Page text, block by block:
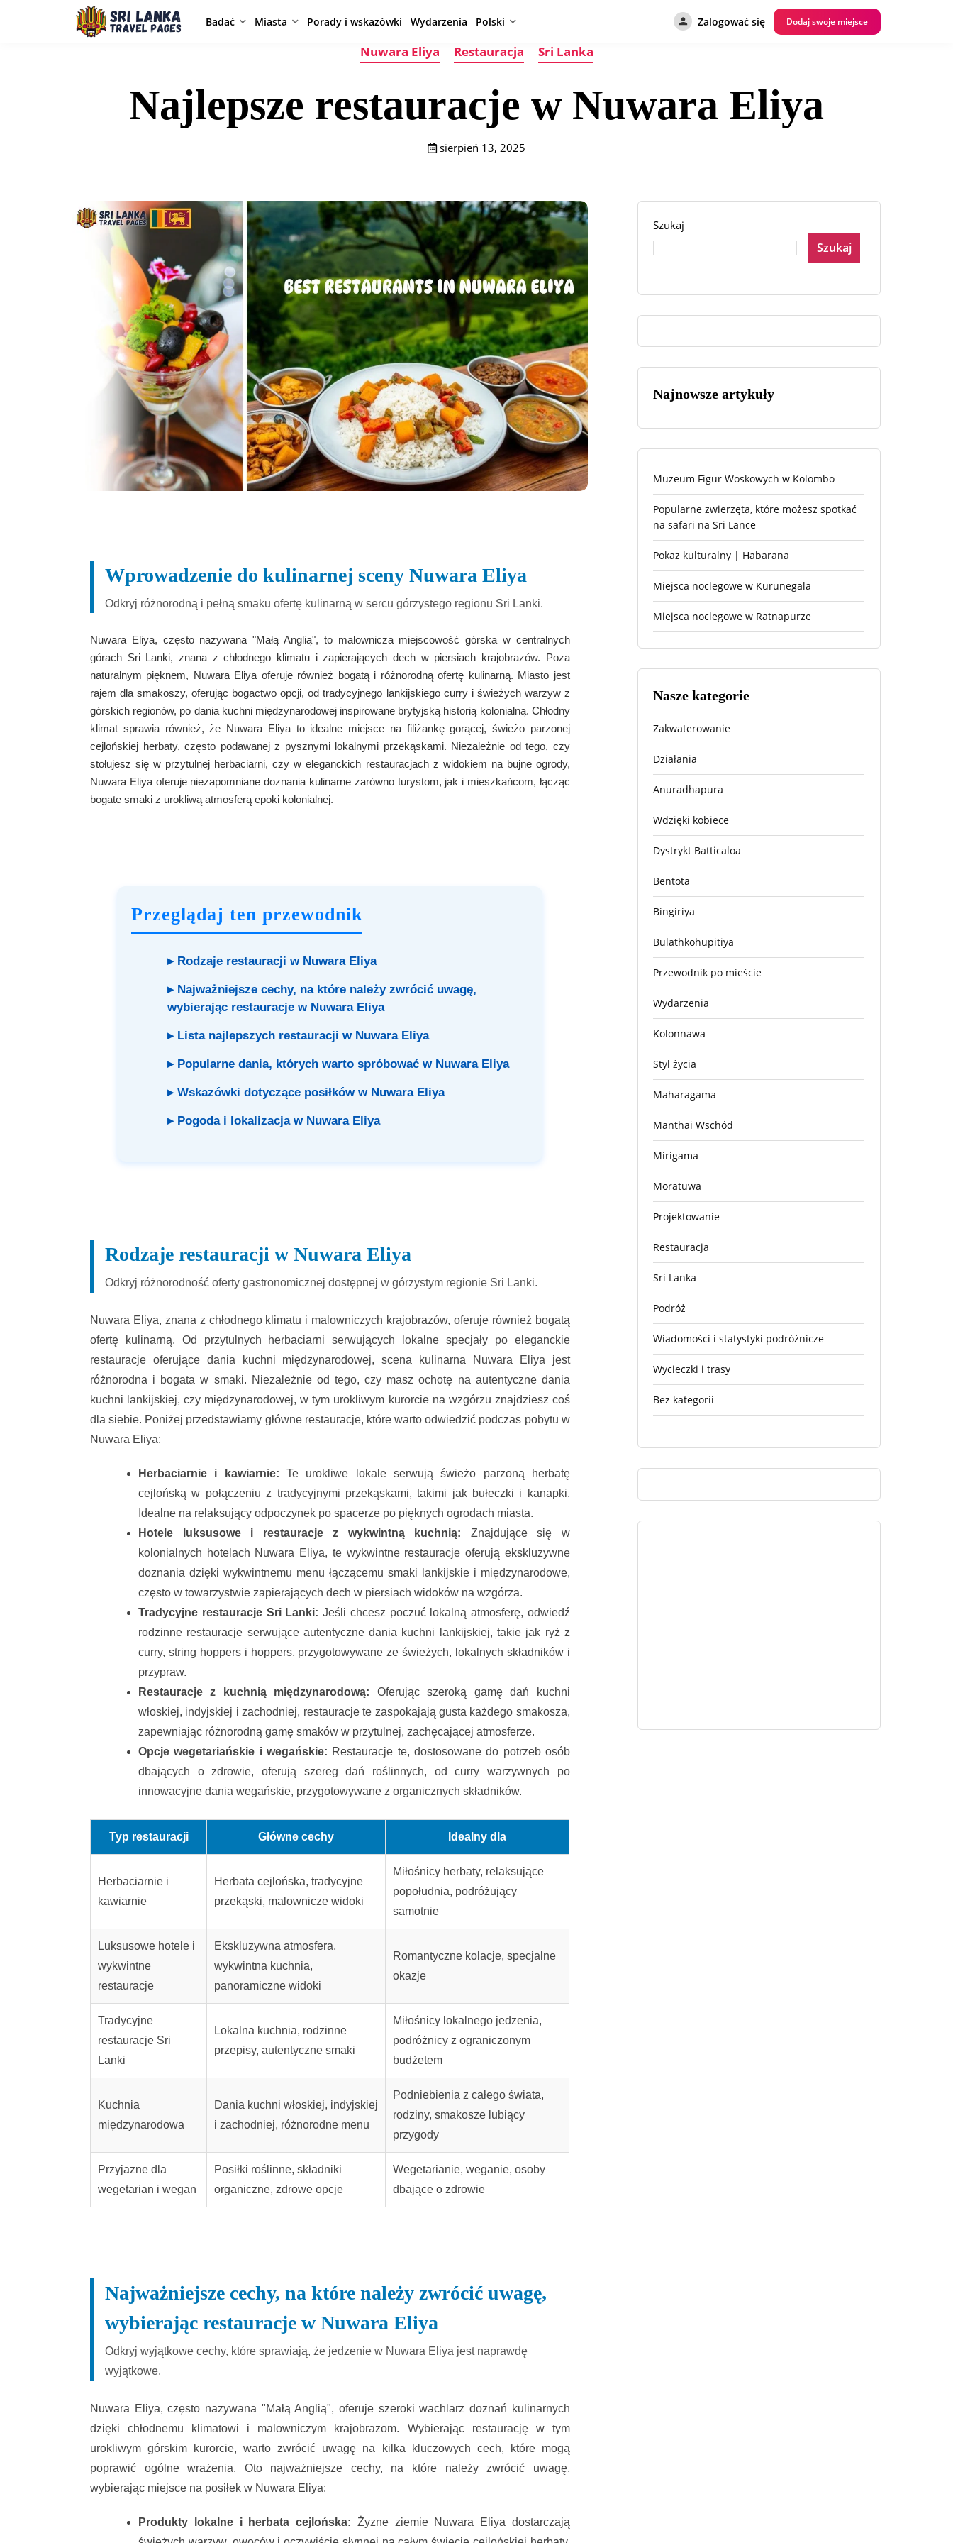
Badać Miasta Porady i wskazówki Wydarzenia Polski Zalogować się Dodaj swoje miejsce
Nuwara Eliya Restauracja Sri Lanka
Najlepsze restauracje w Nuwara Eliya
sierpień 13, 2025
Wprowadzenie do kulinarnej sceny Nuwara Eliya
Odkryj różnorodną i pełną smaku ofertę kulinarną w sercu górzystego regionu Sri Lanki.
Nuwara Eliya, często nazywana "Małą Anglią", to malownicza miejscowość górska w centralnych
górach Sri Lanki, znana z chłodnego klimatu i zapierających dech w piersiach krajobrazów. Poza
naturalnym pięknem, Nuwara Eliya oferuje również bogatą i różnorodną ofertę kulinarną. Miasto jest
rajem dla smakoszy, oferując bogactwo opcji, od tradycyjnego lankijskiego curry i świeżych warzyw z
górskich regionów, po dania kuchni międzynarodowej inspirowane brytyjską historią kolonialną. Chłodny
klimat sprawia również, że Nuwara Eliya to idealne miejsce na filiżankę gorącej, świeżo parzonej
cejlońskiej herbaty, często podawanej z pysznymi lokalnymi przekąskami. Niezależnie od tego, czy
stołujesz się w przytulnej herbaciarni, czy w eleganckich restauracjach z widokiem na bujne ogrody,
Nuwara Eliya oferuje niezapomniane doznania kulinarne zarówno turystom, jak i mieszkańcom, łącząc
bogate smaki z urokliwą atmosferą epoki kolonialnej.
Przeglądaj ten przewodnik
▸ Rodzaje restauracji w Nuwara Eliya
▸ Najważniejsze cechy, na które należy zwrócić uwagę,
wybierając restauracje w Nuwara Eliya
▸ Lista najlepszych restauracji w Nuwara Eliya
▸ Popularne dania, których warto spróbować w Nuwara Eliya
▸ Wskazówki dotyczące posiłków w Nuwara Eliya
▸ Pogoda i lokalizacja w Nuwara Eliya
Rodzaje restauracji w Nuwara Eliya
Odkryj różnorodność oferty gastronomicznej dostępnej w górzystym regionie Sri Lanki.
Nuwara Eliya, znana z chłodnego klimatu i malowniczych krajobrazów, oferuje również bogatą
ofertę kulinarną. Od przytulnych herbaciarni serwujących lokalne specjały po eleganckie
restauracje oferujące dania kuchni międzynarodowej, scena kulinarna Nuwara Eliya jest
różnorodna i bogata w smaki. Niezależnie od tego, czy masz ochotę na autentyczne dania
kuchni lankijskiej, czy międzynarodowej, w tym urokliwym kurorcie na wzgórzu znajdziesz coś
dla siebie. Poniżej przedstawiamy główne restauracje, które warto odwiedzić podczas pobytu w
Nuwara Eliya:
Herbaciarnie i kawiarnie: Te urokliwe lokale serwują świeżo parzoną herbatę
cejlońską w połączeniu z tradycyjnymi przekąskami, takimi jak bułeczki i kanapki.
Idealne na relaksujący odpoczynek po spacerze po pięknych ogrodach miasta.
Hotele luksusowe i restauracje z wykwintną kuchnią: Znajdujące się w
kolonialnych hotelach Nuwara Eliya, te wykwintne restauracje oferują ekskluzywne
doznania dzięki wykwintnemu menu łączącemu smaki lankijskie i międzynarodowe,
często w towarzystwie zapierających dech w piersiach widoków na wzgórza.
Tradycyjne restauracje Sri Lanki: Jeśli chcesz poczuć lokalną atmosferę, odwiedź
rodzinne restauracje serwujące autentyczne dania kuchni lankijskiej, takie jak ryż z
curry, string hoppers i hoppers, przygotowywane ze świeżych, lokalnych składników i
przypraw.
Restauracje z kuchnią międzynarodową: Oferując szeroką gamę dań kuchni
włoskiej, indyjskiej i zachodniej, restauracje te zaspokajają gusta każdego smakosza,
zapewniając różnorodną gamę smaków w przytulnej, zachęcającej atmosferze.
Opcje wegetariańskie i wegańskie: Restauracje te, dostosowane do potrzeb osób
dbających o zdrowie, oferują szereg dań roślinnych, od curry warzywnych po
innowacyjne dania wegańskie, przygotowywane z organicznych składników.
Typ restauracji Główne cechy Idealny dla
Herbaciarnie i
kawiarnie
Herbata cejlońska, tradycyjne
przekąski, malownicze widoki
Miłośnicy herbaty, relaksujące
popołudnia, podróżujący
samotnie
Luksusowe hotele i
wykwintne
restauracje
Ekskluzywna atmosfera,
wykwintna kuchnia,
panoramiczne widoki
Romantyczne kolacje, specjalne
okazje
Tradycyjne
restauracje Sri
Lanki
Lokalna kuchnia, rodzinne
przepisy, autentyczne smaki
Miłośnicy lokalnego jedzenia,
podróżnicy z ograniczonym
budżetem
Kuchnia
międzynarodowa
Dania kuchni włoskiej, indyjskiej
i zachodniej, różnorodne menu
Podniebienia z całego świata,
rodziny, smakosze lubiący
przygody
Przyjazne dla
wegetarian i wegan
Posiłki roślinne, składniki
organiczne, zdrowe opcje
Wegetarianie, weganie, osoby
dbające o zdrowie
Najważniejsze cechy, na które należy zwrócić uwagę,
wybierając restauracje w Nuwara Eliya
Odkryj wyjątkowe cechy, które sprawiają, że jedzenie w Nuwara Eliya jest naprawdę
wyjątkowe.
Nuwara Eliya, często nazywana "Małą Anglią", oferuje szeroki wachlarz doznań kulinarnych
dzięki chłodnemu klimatowi i malowniczym krajobrazom. Wybierając restaurację w tym
urokliwym górskim kurorcie, warto zwrócić uwagę na kilka kluczowych cech, które mogą
poprawić ogólne wrażenia. Oto najważniejsze cechy, na które należy zwrócić uwagę,
wybierając miejsce na posiłek w Nuwara Eliya:
Produkty lokalne i herbata cejlońska: Żyzne ziemie Nuwara Eliya dostarczają
Szukaj
Szukaj
Najnowsze artykuły
Muzeum Figur Woskowych w Kolombo
Popularne zwierzęta, które możesz spotkać
na safari na Sri Lance
Pokaz kulturalny | Habarana
Miejsca noclegowe w Kurunegala
Miejsca noclegowe w Ratnapurze
Nasze kategorie
Zakwaterowanie
Działania
Anuradhapura
Wdzięki kobiece
Dystrykt Batticaloa
Bentota
Bingiriya
Bulathkohupitiya
Przewodnik po mieście
Wydarzenia
Kolonnawa
Styl życia
Maharagama
Manthai Wschód
Mirigama
Moratuwa
Projektowanie
Restauracja
Sri Lanka
Podróż
Wiadomości i statystyki podróżnicze
Wycieczki i trasy
Bez kategorii